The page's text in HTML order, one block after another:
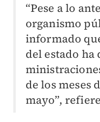
“Pese a lo
organismo
informado
del estado ha
de los meses
mayo”,